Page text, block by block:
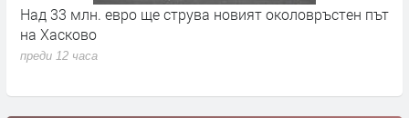
Над 33 млн. евро ще струва новият околовръстен път
на Хасково
преди 12 часа